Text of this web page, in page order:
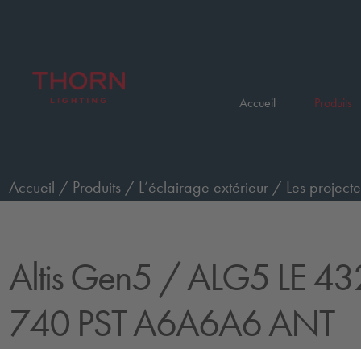
Accueil Produits
Accueil / Produits / L’éclairage extérieur / Les
Altis Gen5 / ALG5 LE
740 PST A6A6A6 ANT